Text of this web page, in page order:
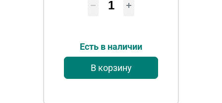
Есть в наличии
В корзину